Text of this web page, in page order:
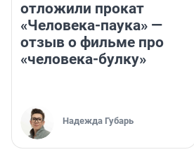
отложили прокат
«Человека-паука» —
отзыв о фильме про
«человека-булку»
Надежда Губарь